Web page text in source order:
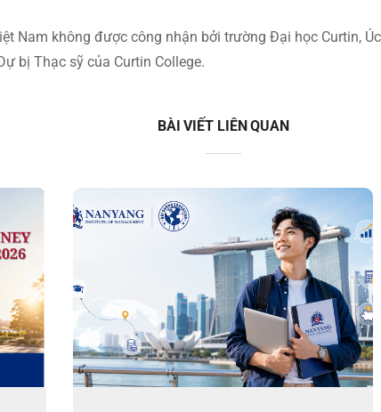
Nam không được công nhận bởi trường Đại học Curtin,
bị Thạc sỹ của Curtin College.
BÀI VIẾT LIÊN QUAN